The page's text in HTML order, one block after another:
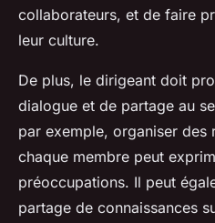
collaborateurs, et de faire
leur culture.
De plus, le dirigeant doit
dialogue et de partage au
par exemple, organiser des
chaque membre peut
préoccupations. Il peut
partage de connaissances